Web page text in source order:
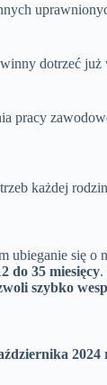
dotrzeć
pracy
każdej
się o
do 35 miesięcy.
szybko
2024